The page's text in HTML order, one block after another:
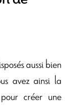
aussi bien
avez ainsi la
créer une